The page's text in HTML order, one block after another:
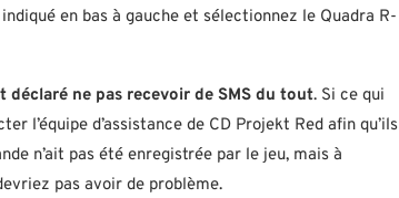
en bas à gauche et sélectionnez le Quadra R-
déclaré ne pas recevoir de SMS du tout. Si ce qui
l’équipe d’assistance de CD Projekt Red afin qu’ils
n’ait pas été enregistrée par le jeu, mais à
pas avoir de problème.